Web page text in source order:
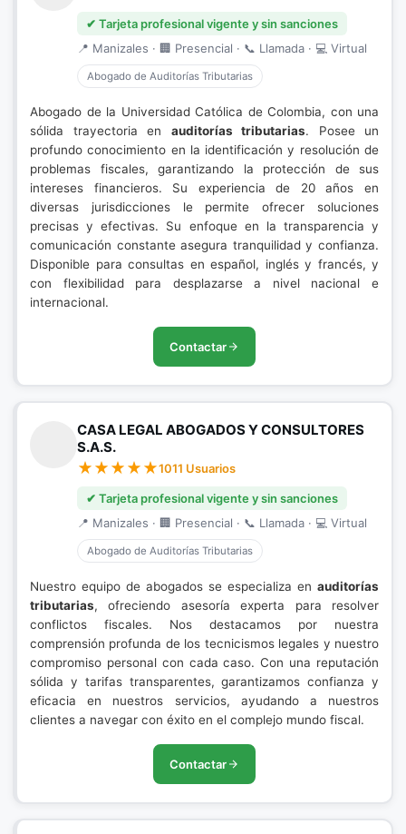
✔ Tarjeta profesional vigente y sin sanciones
📍 Manizales · 🏢 Presencial · 📞 Llamada · 💻 Virtual
Abogado de Auditorías Tributarias
Abogado de la Universidad Católica de Colombia, con una
sólida trayectoria en auditorías tributarias. Posee un
profundo conocimiento en la identificación y resolución de
problemas fiscales, garantizando la protección de sus
intereses financieros. Su experiencia de 20 años en
diversas jurisdicciones le permite ofrecer soluciones
precisas y efectivas. Su enfoque en la transparencia y
comunicación constante asegura tranquilidad y confianza.
Disponible para consultas en español, inglés y francés, y
con flexibilidad para desplazarse a nivel nacional e
internacional.
Contactar
CASA LEGAL ABOGADOS Y CONSULTORES
S.A.S.
1011 Usuarios
✔ Tarjeta profesional vigente y sin sanciones
📍 Manizales · 🏢 Presencial · 📞 Llamada · 💻 Virtual
Abogado de Auditorías Tributarias
Nuestro equipo de abogados se especializa en auditorías
tributarias, ofreciendo asesoría experta para resolver
conflictos fiscales. Nos destacamos por nuestra
comprensión profunda de los tecnicismos legales y nuestro
compromiso personal con cada caso. Con una reputación
sólida y tarifas transparentes, garantizamos confianza y
eficacia en nuestros servicios, ayudando a nuestros
clientes a navegar con éxito en el complejo mundo fiscal.
Contactar